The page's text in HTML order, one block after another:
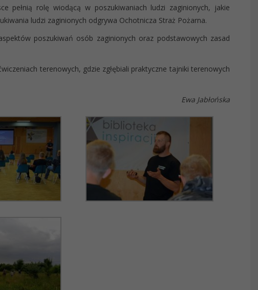
pełnią rolę wiodącą w poszukiwaniach ludzi zaginionych, jakie
ludzi zaginionych odgrywa Ochotnicza Straż Pożarna.
poszukiwań osób zaginionych oraz podstawowych zasad
terenowych, gdzie zgłębiali praktyczne tajniki terenowych
Ewa Jabłońska